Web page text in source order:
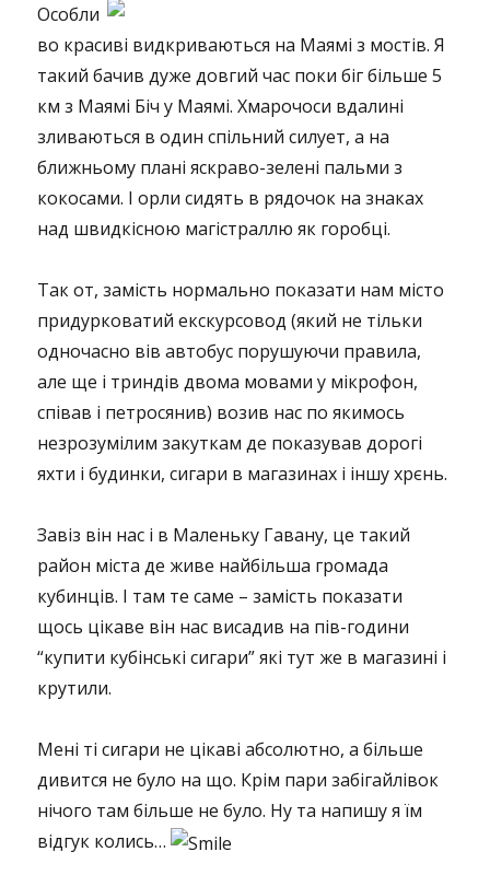
Особли
во красиві видкриваються на Маямі з мостів. Я
такий бачив дуже довгий час поки біг більше 5
км з Маямі Біч у Маямі. Хмарочоси вдалині
зливаються в один спільний силует, а на
ближньому плані яскраво-зелені пальми з
кокосами. І орли сидять в рядочок на знаках
над швидкісною магістраллю як горобці.
Так от, замість нормально показати нам місто
придурковатий екскурсовод (який не тільки
одночасно вів автобус порушуючи правила,
але ще і триндів двома мовами у мікрофон,
співав і петросянив) возив нас по якимось
незрозумілим закуткам де показував дорогі
яхти і будинки, сигари в магазинах і іншу хрєнь.
Завіз він нас і в Маленьку Гавану, це такий
район міста де живе найбільша громада
кубинців. І там те саме – замість показати
щось цікаве він нас висадив на пів-години
“купити кубінські сигари” які тут же в магазині і
крутили.
Мені ті сигари не цікаві абсолютно, а більше
дивится не було на що. Крім пари забігайлівок
нічого там більше не було. Ну та напишу я їм
відгук колись…